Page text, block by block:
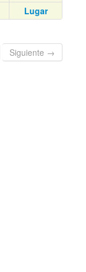
Lugar
Siguiente →